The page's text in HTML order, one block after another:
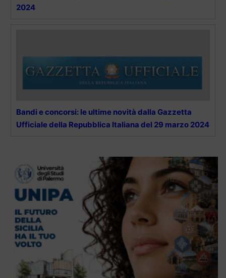
2024
Bandi e concorsi: le ultime novità dalla Gazzetta
Ufficiale della Repubblica Italiana del 29 marzo 2024